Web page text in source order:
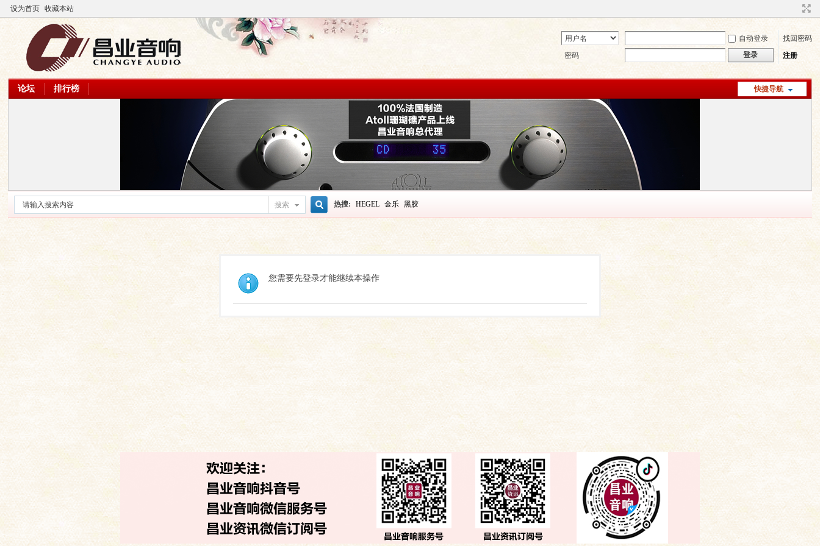
设为首页 收藏本站
自动登录
找回密码
密码
登录 注册
快捷导航
论坛 排行榜
搜索
搜
索
热搜: HEGEL 金乐 黑胶
您需要先登录才能继续本操作